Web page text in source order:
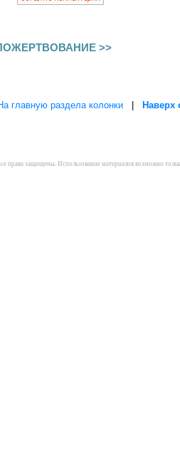
>>
главную раздела колонки Наверх
защищены. Использование материалов возможно